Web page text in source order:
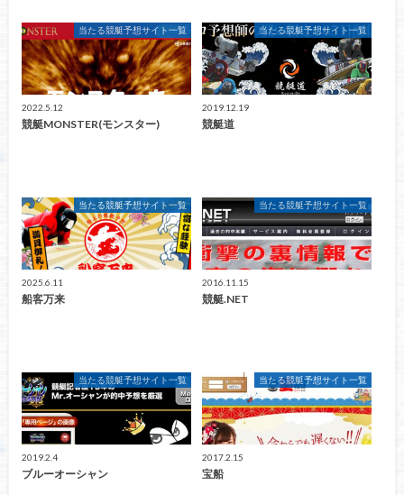
当たる競艇予想サイト一覧
2022.5.12
競艇MONSTER(モンスター)
当たる競艇予想サイト一覧
2019.12.19
競艇道
当たる競艇予想サイト一覧
2025.6.11
船客万来
当たる競艇予想サイト一覧
2016.11.15
競艇.NET
当たる競艇予想サイト一覧
2019.2.4
ブルーオーシャン
当たる競艇予想サイト一覧
2017.2.15
宝船